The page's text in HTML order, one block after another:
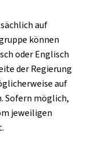
auf
können
oder Englisch
der Regierung
auf
Sofern möglich,
jeweiligen